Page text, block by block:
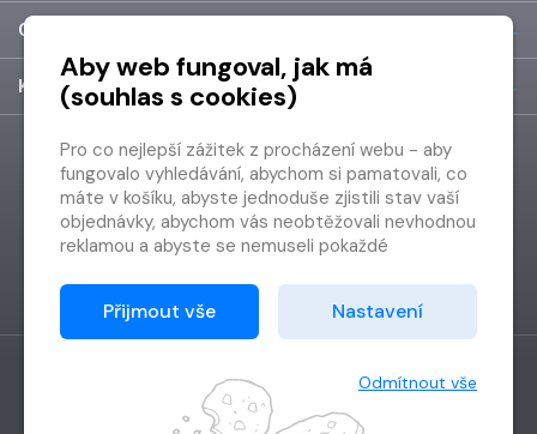
O společnosti
Kontakt
Vytvořilo Grand IT s.r.o.
Aby web fungoval, jak má
(souhlas s cookies)
Pro co nejlepší zážitek z procházení webu - aby
fungovalo vyhledávání, abychom si pamatovali, co
máte v košíku, abyste jednoduše zjistili stav vaší
objednávky, abychom vás neobtěžovali nevhodnou
reklamou a abyste se nemuseli pokaždé
Proto od vás potřebujeme souhlas se
zpracováním souborů cookies
Děkujeme, že nám ho dáte a pomůžete nám tak
Přijmout vše Nastavení
Odmítnout vše